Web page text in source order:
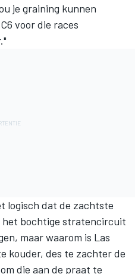
je graining kunnen
voor die races
logisch dat de zachtste
het bochtige stratencircuit
maar waarom is Las
kouder, des te zachter de
die aan de praat te